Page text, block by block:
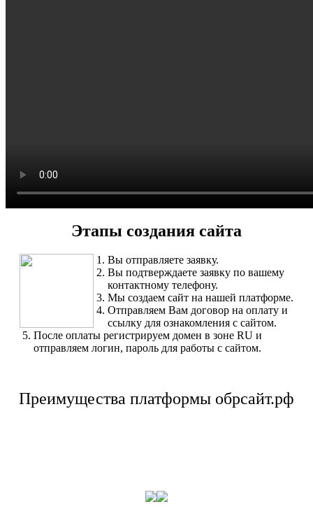
Этапы создания сайта
Вы отправляете заявку.
Вы подтверждаете заявку по вашему
контактному телефону.
Мы создаем сайт на нашей платформе.
Отправляем Вам договор на оплату и
ссылку для ознакомления с сайтом.
После оплаты регистрируем домен в зоне RU и
отправляем логин, пароль для работы с сайтом.
Преимущества платформы обрсайт.рф